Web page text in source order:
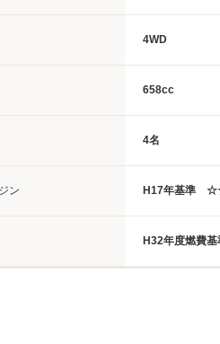
4WD
658cc
4名
ン H17年基準
H32年度燃費